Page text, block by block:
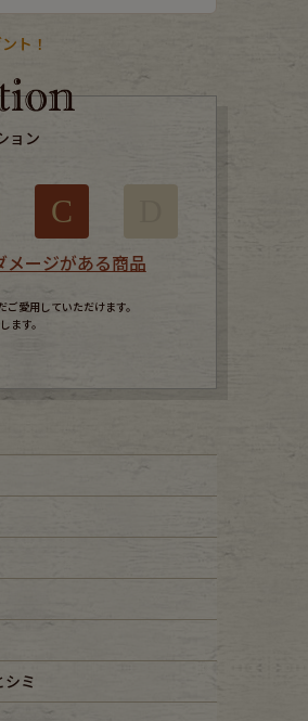
ト！
ョン
C
ージがある商品
愛用していただけます。
ます。
ミ